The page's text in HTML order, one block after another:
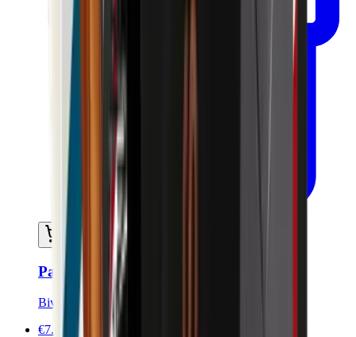
Ajouter au panier
Pain de rasage solide - 90g
Bivouak
€7.00